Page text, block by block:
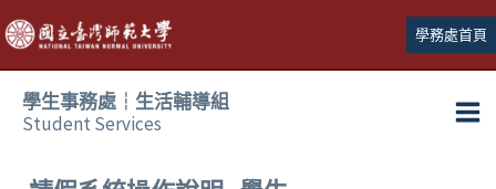
跳
至
主
學務處首頁
學生事務處┆生活輔導組
Student Services